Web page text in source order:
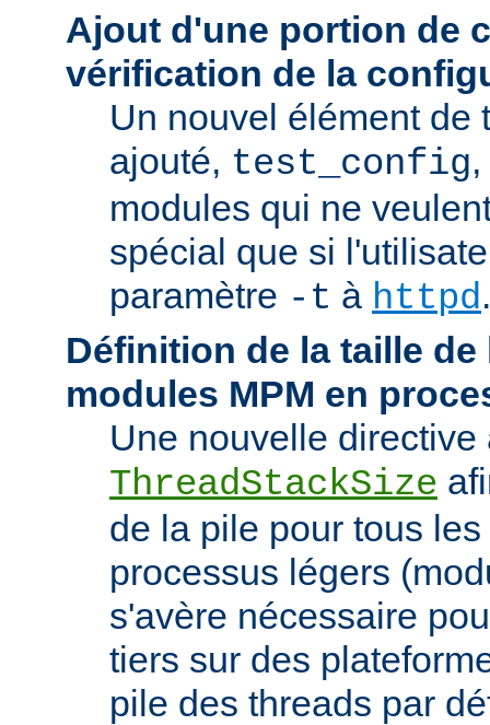
Ajout d'une portion de
vérification de la
Un nouvel élément de
ajouté, test_config
modules qui ne
spécial que si
paramètre -t à httpd.
Définition de la taille
modules MPM en
Une nouvelle directive
ThreadStackSize
de la pile pour tous
processus légers
s'avère nécessaire
tiers sur des
pile des threads par